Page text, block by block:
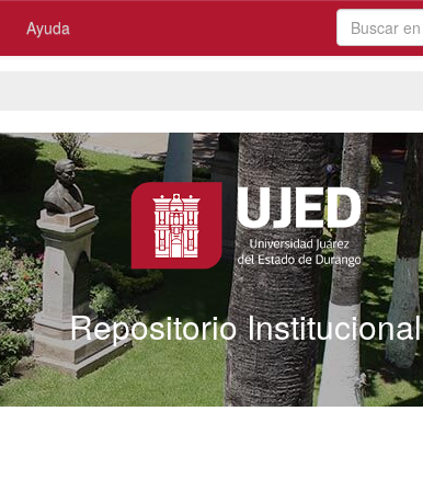
Ayuda
Repositorio Institucional